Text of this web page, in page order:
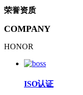
荣誉资质
COMPANY
HONOR
ISO认证